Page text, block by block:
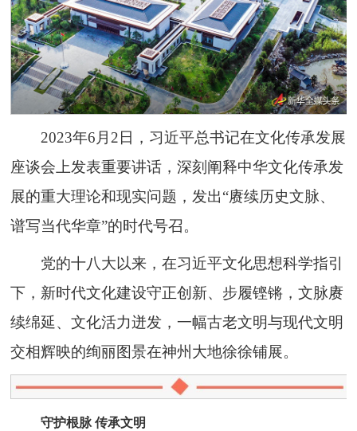
2023年6月2日，习近平总书记在文化传承发展
座谈会上发表重要讲话，深刻阐释中华文化传承发
展的重大理论和现实问题，发出“赓续历史文脉、
谱写当代华章”的时代号召。
党的十八大以来，在习近平文化思想科学指引
下，新时代文化建设守正创新、步履铿锵，文脉赓
续绵延、文化活力迸发，一幅古老文明与现代文明
交相辉映的绚丽图景在神州大地徐徐铺展。
守护根脉 传承文明